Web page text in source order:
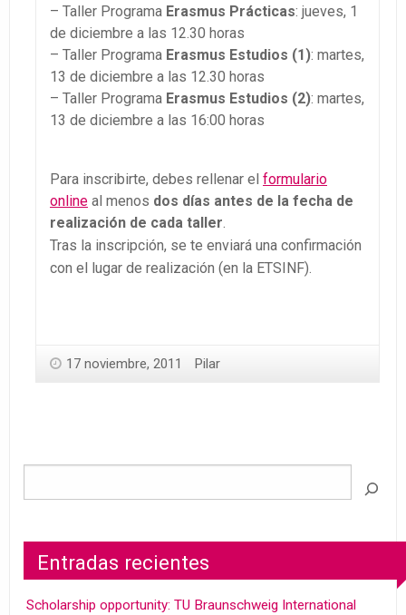
– Taller Programa Erasmus Prácticas: jueves, 1
de diciembre a las 12.30 horas
– Taller Programa Erasmus Estudios (1): martes,
13 de diciembre a las 12.30 horas
– Taller Programa Erasmus Estudios (2): martes,
13 de diciembre a las 16:00 horas
Para inscribirte, debes rellenar el formulario
online al menos dos días antes de la fecha de
realización de cada taller.
Tras la inscripción, se te enviará una confirmación
con el lugar de realización (en la ETSINF).
17 noviembre, 2011 Pilar
Entradas recientes
Scholarship opportunity: TU Braunschweig International